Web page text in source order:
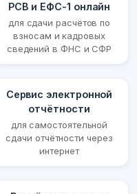
РСВ и ЕФС-1 онлайн
для сдачи расчётов по
взносам и кадровых
сведений в ФНС и СФР
Сервис электронной
отчётности
для самостоятельной
сдачи отчётности через
интернет